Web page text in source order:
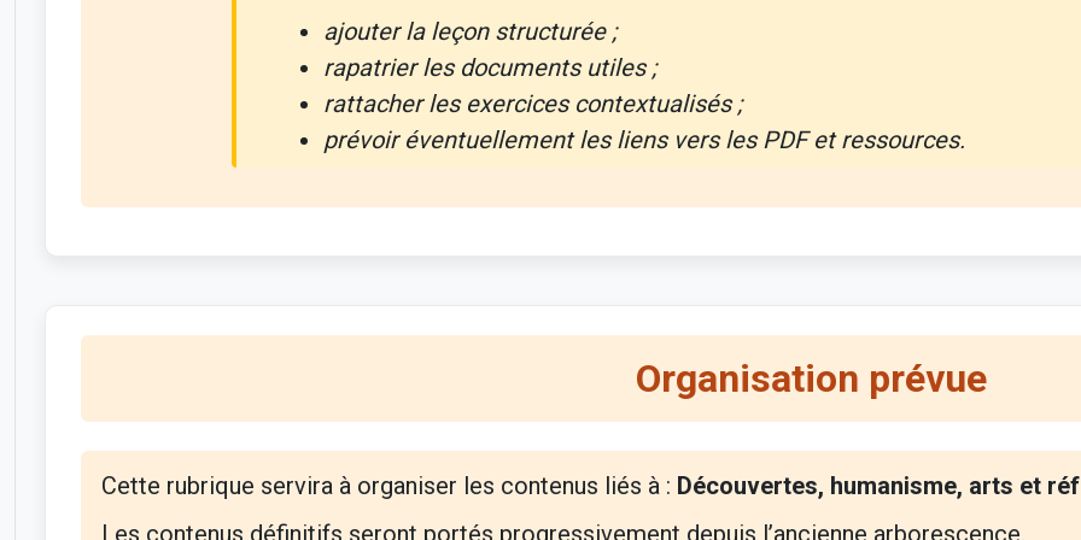
ajouter la leçon structurée ;
rapatrier les documents utiles ;
rattacher les exercices contextualisés ;
prévoir éventuellement les liens vers les PDF et ressources.
Organisation prévue
Cette rubrique servira à organiser les contenus liés à : Découvertes, humanisme, arts et
Les contenus définitifs seront portés progressivement depuis l’ancienne arborescence.